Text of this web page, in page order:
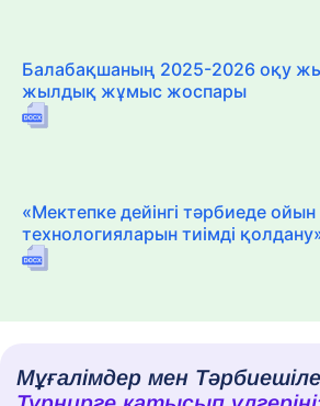
Балабақшаның 2025-2026 оқу
жылдық жұмыс жоспары
«Мектепке дейінгі тәрбиеде ойын
технологияларын тиімді
Мұғалімдер мен